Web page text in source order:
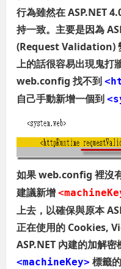
行為雖然在 ASP.NET
持一致。主要是因為
(Request Validation)
上的話很容易出現鬼打
web.config 找不到
自己手動新增一個到
如果 web.config 裡沒
建議新增
上去，以確保與原本
正在使用的 Cookies,
ASP.NET 內建的加解
<machineKey> 標籤